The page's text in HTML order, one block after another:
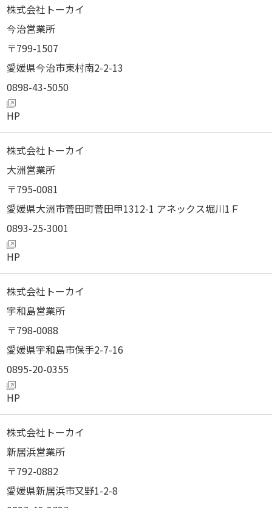
株式会社トーカイ
今治営業所
799-1507
愛媛県今治市東村南2-2-13
0898-43-5050
株式会社トーカイ
大洲営業所
795-0081
愛媛県大洲市菅田町菅田甲1312-1 アネックス堀川1Ｆ
0893-25-3001
株式会社トーカイ
宇和島営業所
798-0088
愛媛県宇和島市保手2-7-16
0895-20-0355
株式会社トーカイ
新居浜営業所
792-0882
愛媛県新居浜市又野1-2-8